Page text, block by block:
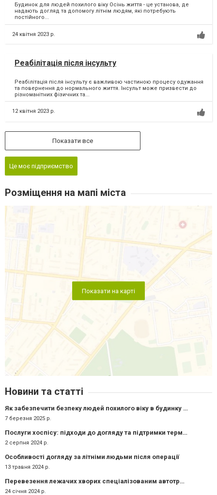
Будинок для людей похилого віку Осінь життя - це установа, де
надають догляд та допомогу літнім людям, які потребують
постійного...
24 квітня 2023 р.
Реабілітація після інсульту
Реабілітація після інсульту є важливою частиною процесу одужання
та повернення до нормального життя. Інсульт може призвести до
різноманітних фізичних та...
12 квітня 2023 р.
Показати все
Це моє підприємство
Розміщення на мапі міста
Показати на карті
Новини та статті
Як забезпечити безпеку людей похилого віку в будинку для літніх: Поради та рекомендації
7 березня 2025 р.
Послуги хоспісу: підходи до догляду та підтримки термінально хворих
2 серпня 2024 р.
Особливості догляду за літніми людьми після операції
13 травня 2024 р.
Перевезення лежачих хворих спеціалізованим автотранспортом: Забезпечення безпеки та комфорту
24 січня 2024 р.